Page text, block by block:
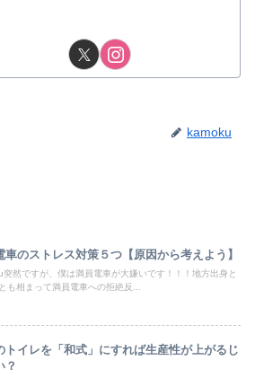
kamoku
車のストレス対策５つ【原因から考えよう】
突然ですが、僕は満員電車が大嫌いです！！！地方出身と
も相まって満員電車への拒絶反...
トイレを「和式」にすれば生産性が上がるじ
？